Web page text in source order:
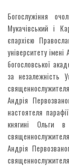
Богослужіння
Мукачівський і
єпархією
університету
богословської
за незалежність
Андрія
настоятеля
княгині Ольги
Андрія